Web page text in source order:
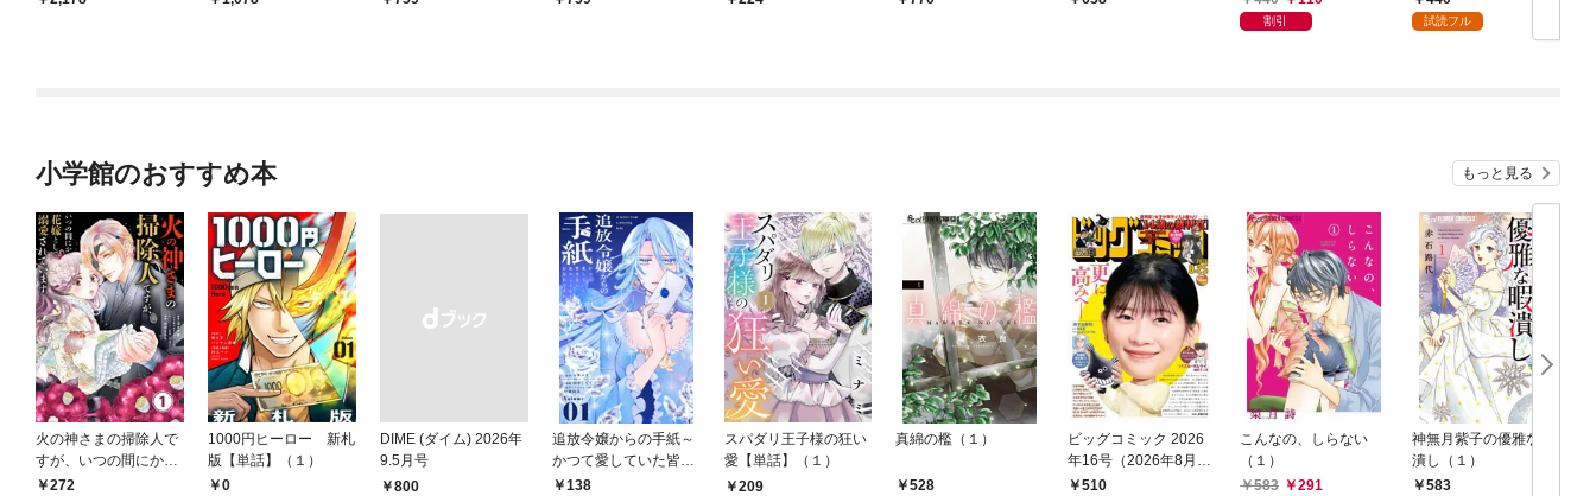
割引 試読フル
小学館のおすすめ本 もっと見る
火の神さまの掃除人で
すが、いつの間にか花
嫁として溺愛されてい
272
1000円ヒーロー 新札
版【単話】（１）
0
DIME (ダイム) 2026年
9.5月号
￥800
追放令嬢からの手紙～
かつて愛していた皆さ
まへ 私のことなどお忘
138
スパダリ王子様の狂い
愛【単話】（１）
209
真綿の檻（１）
528
ビッグコミック 2026
年16号（2026年8月7
日発売）
510
こんなの、しらない
（１）
583
291
神無月紫子の優雅な暇
潰し（１）
583